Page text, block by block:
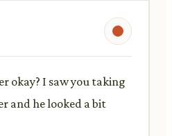
okay? I saw you taking
and he looked a bit